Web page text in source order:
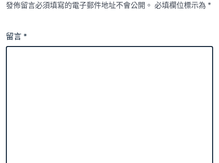
發佈留言必須填寫的電子郵件地址不會公開。 必填欄位標示為*
留言*